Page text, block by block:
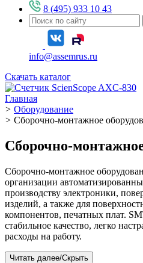
8 (495) 933 10 43
info@assemrus.ru
Скачать каталог
Главная
> Оборудование
> Сборочно-монтажное
Сборочно-
Сборочно-монтажное
организации
производству электроники,
изделий, а также для
компонентов, печатных плат.
стабильное качество, легко
расходы на работу.
Читать далее/Скрыть